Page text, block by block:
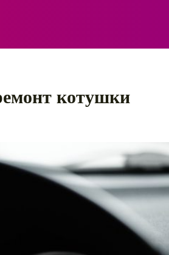
котушки